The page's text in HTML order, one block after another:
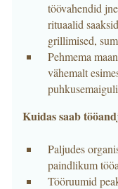
töövahendid
rituaalid
grillimised,
Pehmema
vähemalt
Kuidas saab
Paljudes
paindlikum
Tööruumid